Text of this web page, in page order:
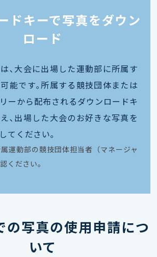
ドキーで写真をダウン
ロード
､大会に出場した運動部に所属す
能です｡所属する競技団体または
ーから配布されるダウンロードキ
､出場した大会のお好きな写真を
てください｡
運動部の競技団体担当者（マネージャ
ください。
の写真の使用申請につ
いて